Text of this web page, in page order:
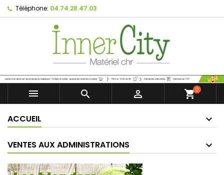
Téléphone: 04.74.28.47.03
   shopping_cart0
ACCUEIL
VENTES AUX ADMINISTRATIONS